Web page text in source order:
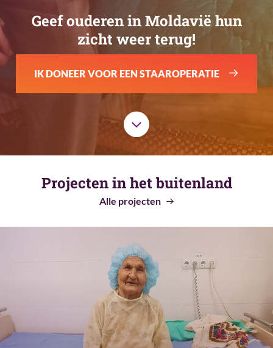
Geef ouderen in Moldavië hun
zicht weer terug!
IK DONEER VOOR EEN STAAROPERATIE
Projectenin het buitenland
Alle projecten